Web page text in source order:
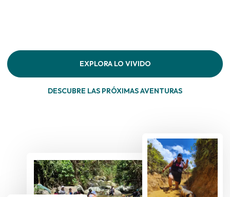
EXPLORA LO VIVIDO
DESCUBRE LAS PRÓXIMAS AVENTURAS